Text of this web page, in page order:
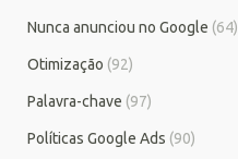
Nunca anunciou no Google (64)
Otimização (92)
Palavra-chave (97)
Políticas Google Ads (90)